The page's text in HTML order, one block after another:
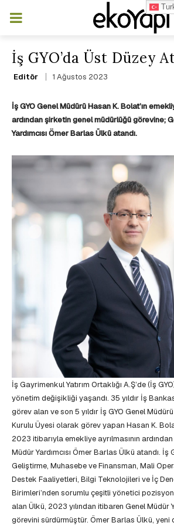
İş GYO’da Üst Düzey
Editör 1 Ağustos 2023
İş GYO Genel Müdürü Hasan K. Bolat’ın
ardından şirketin genel müdürlüğü görevine;
Yardımcısı Ömer Barlas Ülkü atandı.
İş Gayrimenkul Yatırım Ortaklığı A.Ş’de (İş
yönetim değişikliği yaşandı. 35 yıldır İş
görev alan ve son 5 yıldır İş GYO Genel
Kurulu Üyesi olarak görev yapan Hasan K.
2023 itibarıyla emekliye ayrılmasının
Müdür Yardımcısı Ömer Barlas Ülkü atandı. İş
Geliştirme, Muhasebe ve Finansman, Mali
Destek Faaliyetleri, Bilgi Teknolojileri ve İç
Birimleri’nden sorumlu çeşitli yönetici
alan Ülkü, 2023 yılından itibaren Genel Müdür
görevini sürdürmüştür. Ömer Barlas Ülkü, yeni